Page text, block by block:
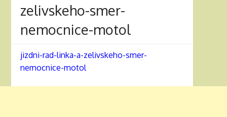
zelivskeho-smer-
nemocnice-motol
jizdni-rad-linka-a-zelivskeho-smer-
nemocnice-motol